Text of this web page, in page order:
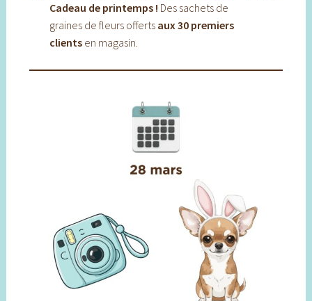
Cadeau de printemps ! Des sachets de
graines de fleurs offerts aux 30 premiers
clients en magasin.